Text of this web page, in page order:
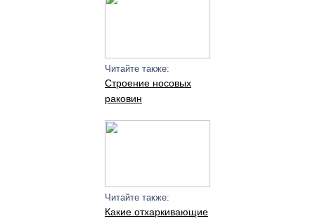
Читайте также:
Строение носовых
раковин
Читайте также:
Какие отхаркивающие